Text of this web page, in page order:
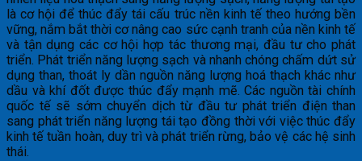
là cơ hội để thúc đẩy tái cấu trúc nền kinh tế theo hướng bền
vững, nắm bắt thời cơ nâng cao sức cạnh tranh của nền kinh tế
và tận dụng các cơ hội hợp tác thương mại, đầu tư cho phát
triển. Phát triển năng lượng sạch và nhanh chóng chấm dứt sử
dụng than, thoát ly dần nguồn năng lượng hoá thạch khác như
dầu và khí đốt được thúc đẩy mạnh mẽ. Các nguồn tài chính
quốc tế sẽ sớm chuyển dịch từ đầu tư phát triển điện than
sang phát triển năng lượng tái tạo đồng thời với việc thúc đẩy
kinh tế tuần hoàn, duy trì và phát triển rừng, bảo vệ các hệ sinh
thái.